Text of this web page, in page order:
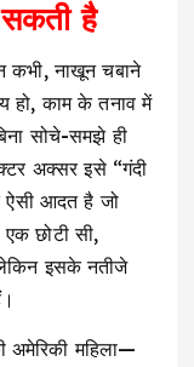
है
कभी, नाखून चबाने
हो, काम के तनाव में
सोचे-समझे ही
अक्सर इसे “गंदी
आदत है जो
छोटी सी,
इसके नतीजे
महिला—